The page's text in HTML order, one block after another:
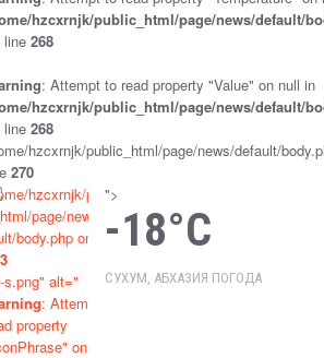
ВНЕСЕНИИ ИЗМЕНЕНИЙ В
КОНСТИТУЦИОННЫЙ ЗАКОН
25, 2024 Новости
ПРОВОДИТСЯ ПРОВЕРКА ПО
НАПАДЕНИЯ НА ДМИТРИЯ
Sep 25, 2024
РОССИЙСКО-АБХАЗСКОЕ
hzcxrnjk/public_html/page/news/default/
line 268
: Attempt to read property "Value" on null in
hzcxrnjk/public_html/page/news/default/
line 268
hzcxrnjk/public_html/page/news/default/
270
">
hzcxrnjk/publi
page/news/de
body.php on line
s.png" alt="
: Attempt to
property
on null
-18°C
СУХУМ, АБХАЗИЯ ПОГОДА